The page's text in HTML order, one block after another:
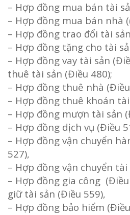
– Hợp đồng mua bán tài
– Hợp đồng mua bán nhà
– Hợp đồng trao đổi tài
– Hợp đồng tặng cho tài
– Hợp đồng vay tài sản
thuê tài sản (Điều 480);
– Hợp đồng thuê nhà
– Hợp đồng thuê khoán
– Hợp đồng mượn tài sản
– Hợp đồng dịch vụ (Điều
– Hợp đồng vận chuyển
527),
– Hợp đồng vận chuyển
– Hợp đồng gia công
giữ tài sản (Điều 559),
– Hợp đồng bảo hiểm